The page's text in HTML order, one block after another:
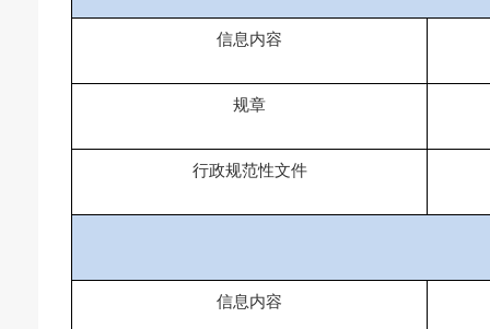
信息内容
规章
行政规范性文件
信息内容